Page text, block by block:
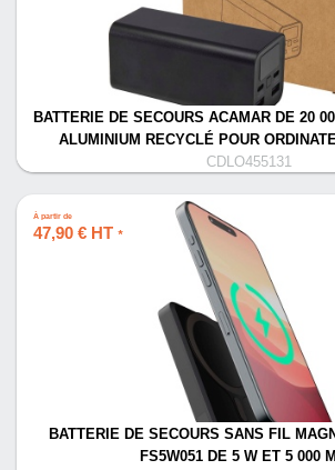
BATTERIE DE SECOURS ACAMAR DE 20
ALUMINIUM RECYCLÉ POUR
CDLO455131
À partir de
47,90 € HT *
BATTERIE DE SECOURS SANS FIL
FS5W051 DE 5 W ET 5 000